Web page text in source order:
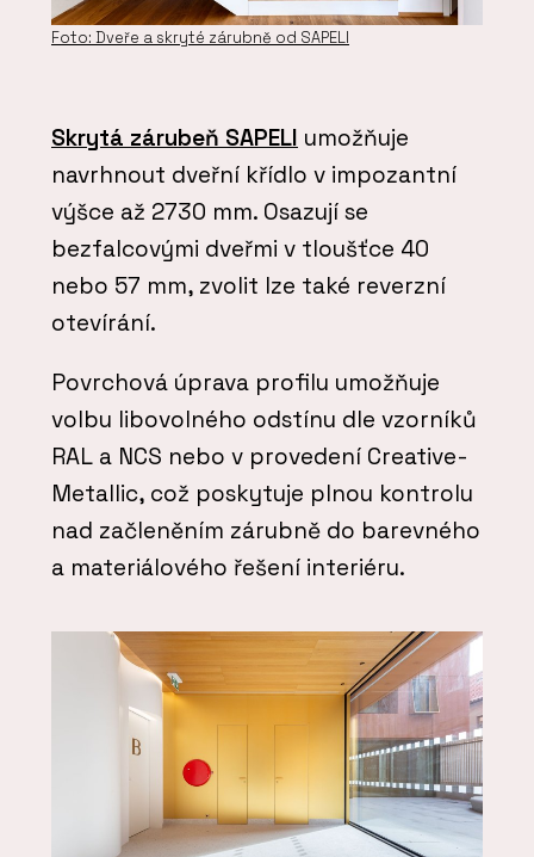
Foto: Dveře a skryté zárubně od SAPELI
Skrytá zárubeň SAPELI umožňuje
navrhnout dveřní křídlo v impozantní
výšce až 2730 mm. Osazují se
bezfalcovými dveřmi v tloušťce 40
nebo 57 mm, zvolit lze také reverzní
otevírání.
Povrchová úprava profilu umožňuje
volbu libovolného odstínu dle vzorníků
RAL a NCS nebo v provedení Creative-
Metallic, což poskytuje plnou kontrolu
nad začleněním zárubně do barevného
a materiálového řešení interiéru.